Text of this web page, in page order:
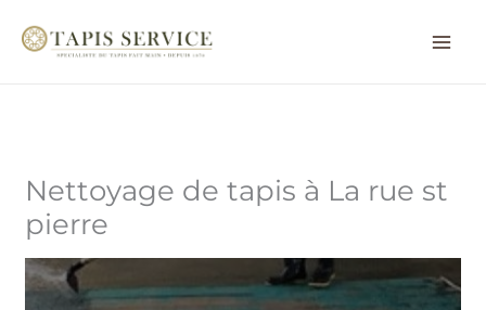
Nettoyage de tapis à La rue st
pierre